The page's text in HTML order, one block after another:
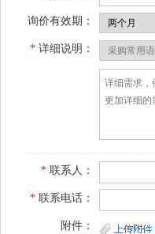
询价有效期：
* 详细说明：
* 联系人：
* 联系电话：
附件：